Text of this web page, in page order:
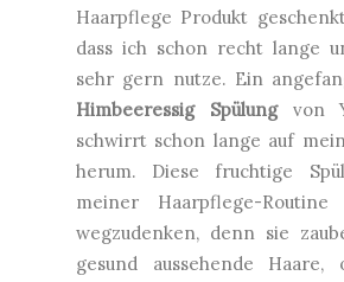
Haarpflege Produkt
dass ich schon recht lange
sehr gern nutze. Ein
Himbeeressig Spülungvon
schwirrt schon lange auf
herum. Diese fruchtige
meiner Haarpflege-
wegzudenken, denn sie
gesund aussehende